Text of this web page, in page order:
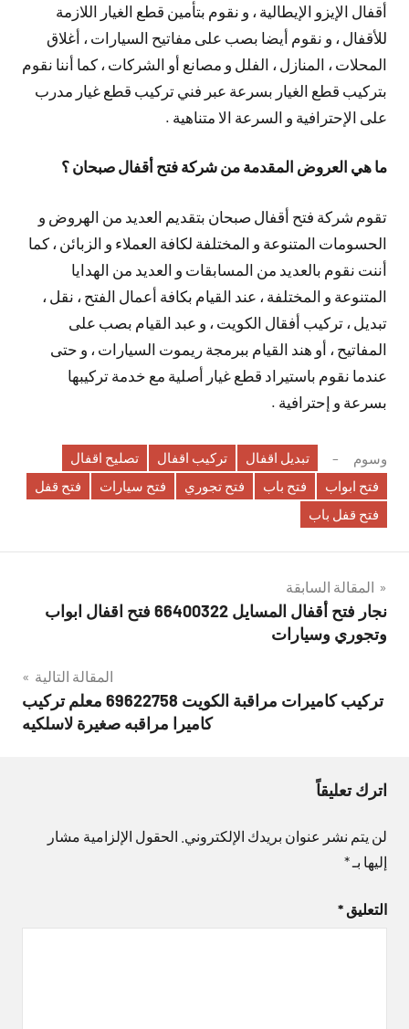
أقفال الإيزو الإيطالية ، و نقوم بتأمين قطع الغيار اللازمة
للأقفال ، و نقوم أيضا بصب على مفاتيح السيارات ، أغلاق
المحلات ، المنازل ، الفلل و مصانع أو الشركات ، كما أننا نقوم
بتركيب قطع الغيار بسرعة عبر فني تركيب قطع غيار مدرب
على الإحترافية و السرعة الا متناهية .
ما هي العروض المقدمة من شركة فتح أقفال صبحان ؟
تقوم شركة فتح أقفال صبحان بتقديم العديد من الهروض و
الحسومات المتنوعة و المختلفة لكافة العملاء و الزبائن ، كما
أننت نقوم بالعديد من المسابقات و العديد من الهدايا
المتنوعة و المختلفة ، عند القيام بكافة أعمال الفتح ، نقل ،
تبديل ، تركيب أفقال الكويت ، و عبد القيام بصب على
المفاتيح ، أو هند القيام ببرمجة ريموت السيارات ، و حتى
عندما نقوم باستيراد قطع غيار أصلية مع خدمة تركيبها
بسرعة و إحترافية .
وسوم تبديل اقفال تركيب اقفال
تصليح اقفال
فتح ابواب
فتح باب فتح تجوري فتح سيارات
فتح قفل
فتح قفل باب
تصفّح
المقالات
المقالة السابقة
نجار فتح أقفال المسايل 66400322 فتح اقفال ابواب
وتجوري وسيارات
المقالة التالية
تركيب كاميرات مراقبة الكويت 69622758 معلم تركيب
كاميرا مراقبه صغيرة لاسلكيه
اترك تعليقاً
لن يتم نشر عنوان بريدك الإلكتروني. الحقول الإلزامية مشار
إليها بـ*
التعليق *